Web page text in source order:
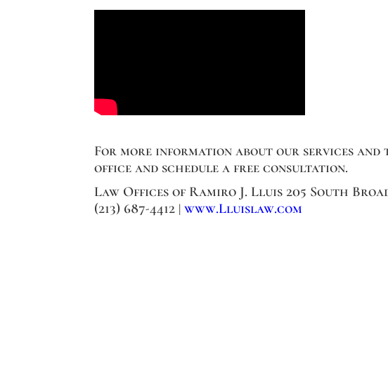
For more information about our services
office and schedule a free consultation.
Law Offices of Ramiro J. Lluis 205 South
(213) 687-4412 |www.Lluislaw.com